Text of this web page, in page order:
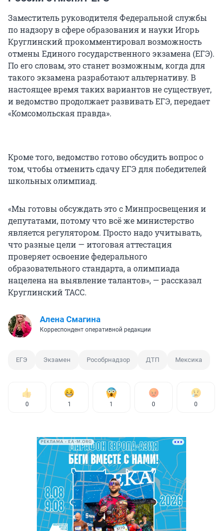
Заместитель руководителя Федеральной службы
по надзору в сфере образования и науки Игорь
Круглинский прокомментировал возможность
отмены Единого государственного экзамена (ЕГЭ).
По его словам, это станет возможным, когда для
такого экзамена разработают альтернативу. В
настоящее время таких вариантов не существует,
и ведомство продолжает развивать ЕГЭ, передает
«Комсомольская правда».
Кроме того, ведомство готово обсудить вопрос о
том, чтобы отменить сдачу ЕГЭ для победителей
школьных олимпиад.
«Мы готовы обсуждать это с Минпросвещения и
депутатами, потому что всё же министерство
является регулятором. Просто надо учитывать,
что разные цели — итоговая аттестация
проверяет освоение федерального
образовательного стандарта, а олимпиада
нацелена на выявление талантов», — рассказал
Круглинский ТАСС.
Алена Смагина
Корреспондент оперативной редакции
ЕГЭ Экзамен Рособрнадзор ДТП Мексика
0 1 1 0 0
РЕКЛАМА • EA-M.ORG